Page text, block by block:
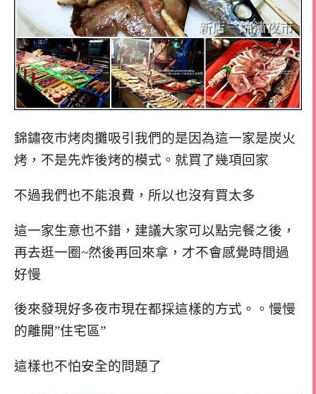
錦鏽夜市烤肉攤吸引我們的是因為這一家是炭火
烤，不是先炸後烤的模式。就買了幾項回家
不過我們也不能浪費，所以也沒有買太多
這一家生意也不錯，建議大家可以點完餐之後，
再去逛一圈~然後再回來拿，才不會感覺時間過
好慢
後來發現好多夜市現在都採這樣的方式。。慢慢
的離開”住宅區”
這樣也不怕安全的問題了